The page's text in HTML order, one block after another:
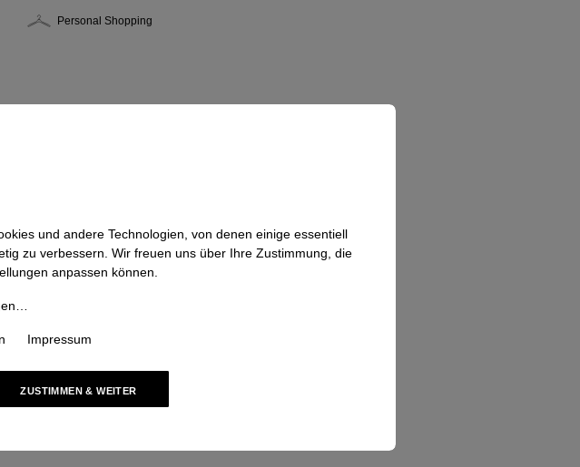
Personal Shopping
und andere Technologien, von denen einige essentiell
zu verbessern. Wir freuen uns über Ihre Zustimmung, die
anpassen können.
Impressum
ZUSTIMMEN & WEITER